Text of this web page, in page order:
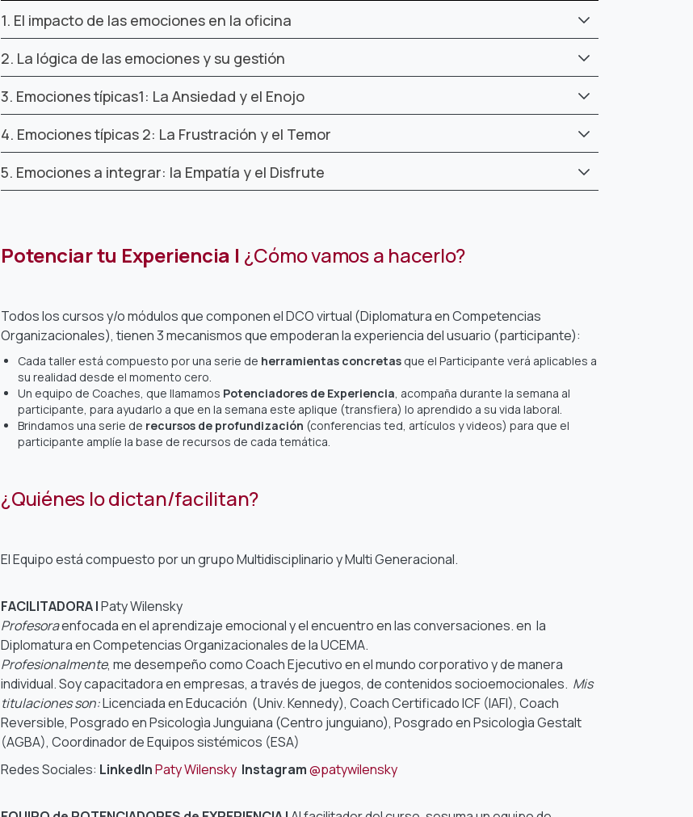
1. El impacto de las emociones en la oficina
2. La lógica de las emociones y su gestión
3. Emociones típicas1: La Ansiedad y el Enojo
4. Emociones típicas 2: La Frustración y el Temor
5. Emociones a integrar: la Empatía y el Disfrute
Potenciar tu Experiencia | ¿Cómo vamos a hacerlo?
Todos los cursos y/o módulos que componen el DCO virtual (Diplomatura en Competencias
Organizacionales), tienen 3 mecanismos que empoderan la experiencia del usuario (participante):
Cada taller está compuesto por una serie de herramientas concretas que el Participante verá aplicables a
su realidad desde el momento cero.
Un equipo de Coaches, que llamamos Potenciadores de Experiencia, acompaña durante la semana al
participante, para ayudarlo a que en la semana este aplique (transfiera) lo aprendido a su vida laboral.
Brindamos una serie de recursos de profundización (conferencias ted, artículos y videos) para que el
participante amplíe la base de recursos de cada temática.
¿Quiénes lo dictan/facilitan?
El Equipo está compuesto por un grupo Multidisciplinario y Multi Generacional.
FACILITADORA |Paty Wilensky
Profesoraenfocada en el aprendizaje emocional y el encuentro en las conversaciones. en la
Diplomatura en Competencias Organizacionales de la UCEMA.
Profesionalmente, me desempeño como Coach Ejecutivo en el mundo corporativo y de manera
individual. Soy capacitadora en empresas, a través de juegos, de contenidos socioemocionales. Mis
titulaciones son:Licenciada en Educación (Univ. Kennedy), Coach Certificado ICF (IAFI), Coach
Reversible, Posgrado en Psicologìa Junguiana (Centro junguiano), Posgrado en Psicologìa Gestalt
(AGBA), Coordinador de Equipos sistémicos (ESA)
Redes Sociales: LinkedInPaty Wilensky Instagram@patywilensky